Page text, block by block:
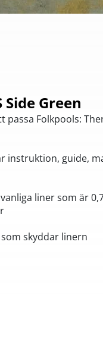
Side Green
Folkpools:
instruktion, guide,
liner som är
skyddar linern